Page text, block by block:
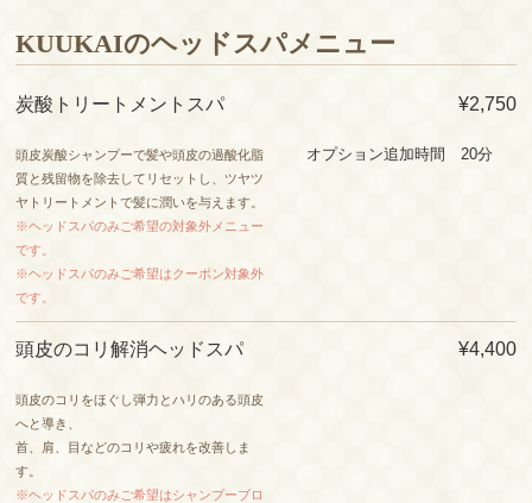
KUUKAIのヘッドスパメニュー
炭酸トリートメントスパ
頭皮炭酸シャンプーで髪や頭皮の過酸化脂
質と残留物を除去してリセットし、ツヤツ
ヤトリートメントで髪に潤いを与えます。
※ヘッドスパのみご希望の対象外メニュー
です。
※ヘッドスパのみご希望はクーポン対象外
です。
¥2,750
オプション追加時間 20分
頭皮のコリ解消ヘッドスパ
頭皮のコリをほぐし弾力とハリのある頭皮
へと導き、
首、肩、目などのコリや疲れを改善しま
す。
※ヘッドスパのみご希望はシャンプーブロ
¥4,400